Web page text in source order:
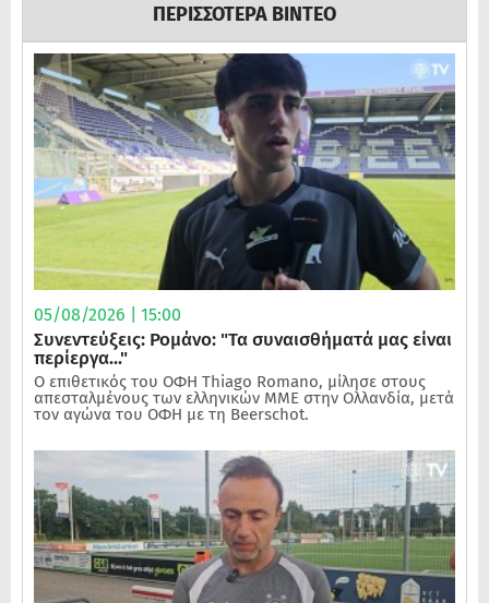
ΠΕΡΙΣΣΟΤΕΡΑ ΒΙΝΤΕΟ
05/08/2026 | 15:00
Συνεντεύξεις: Ρομάνο: "Τα συναισθήματά μας είναι
περίεργα..."
Ο επιθετικός του ΟΦΗ Thiago Romano, μίλησε στους
απεσταλμένους των ελληνικών ΜΜΕ στην Ολλανδία, μετά
τον αγώνα του ΟΦΗ με τη Beerschot.